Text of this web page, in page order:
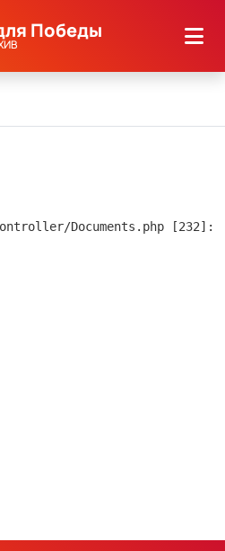
Победы
Controller/Documents.php